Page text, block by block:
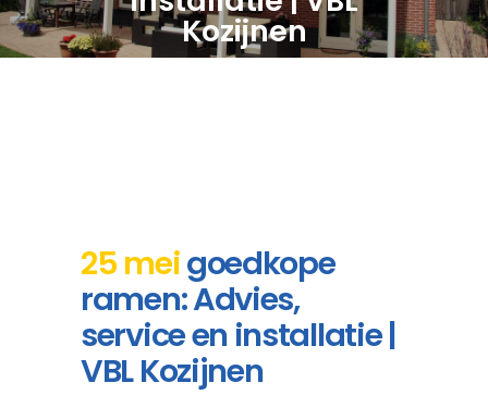
Kozijnen
25 meigoedkope
ramen: Advies,
service en installatie |
VBL Kozijnen